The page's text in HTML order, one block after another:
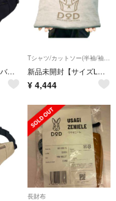
DOD 多機能ボディバッグ
Tシャツ/カットソー(半袖/袖なし)
新品未開封【サイズL】干支シャツ【DOD】
¥ 4,444
長財布